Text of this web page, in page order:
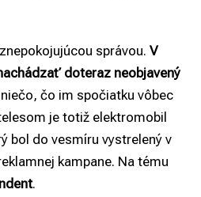
správou. V
doteraz neobjavený
čo im spočiatku vôbec
je totiž elektromobil
bol do vesmíru vystrelený v
kampane. Na tému
.